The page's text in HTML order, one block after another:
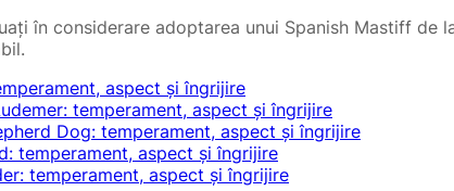
în considerare adoptarea unui Spanish Mastiff de
aspect și îngrijire
temperament, aspect și îngrijire
Dog: temperament, aspect și îngrijire
temperament, aspect și îngrijire
temperament, aspect și îngrijire